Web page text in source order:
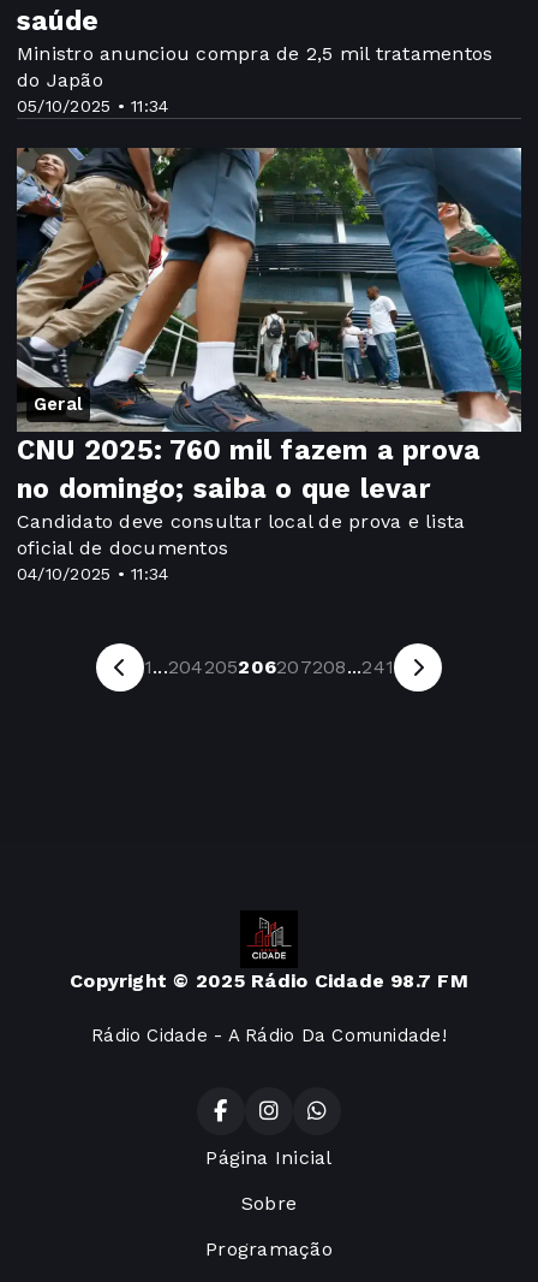
05/10/2025 • 11:34
saúde
Ministro anunciou compra de 2,5 mil tratamentos
do Japão
Geral
04/10/2025 • 11:34
CNU 2025: 760 mil fazem a prova
no domingo; saiba o que levar
Candidato deve consultar local de prova e lista
oficial de documentos
1...204205206207208...241
Copyright © 2025 Rádio Cidade 98.7 FM
Rádio Cidade - A Rádio Da Comunidade!
Página Inicial
Sobre
Programação